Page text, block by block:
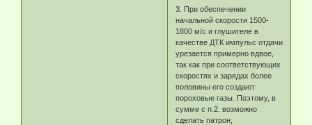
3. При обеспечении
начальной скорости 1500-
1800 м/с и глушителе в
качестве ДТК импульс отдачи
урезается примерно вдвое,
так как при соответствующих
скоростях и зарядах более
половины его создают
пороховые газы. Поэтому, в
сумме с п.2. возможно
сделать патрон,